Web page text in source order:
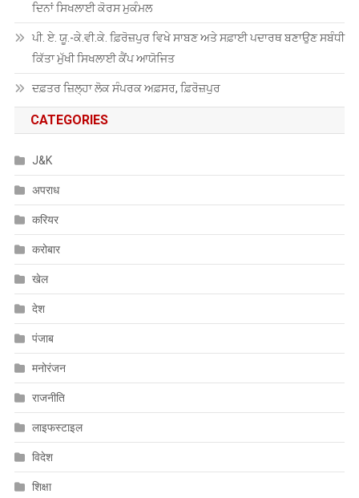
ਦਿਨਾਂ ਸਿਖਲਾਈ ਕੋਰਸ ਮੁਕੰਮਲ
ਪੀ. ਏ. ਯੂ.-ਕੇ.ਵੀ.ਕੇ. ਫ਼ਿਰੋਜ਼ਪੁਰ ਵਿਖੇ ਸਾਬਣ ਅਤੇ ਸਫ਼ਾਈ ਪਦਾਰਥ ਬਣਾਉਣ ਸਬੰਧੀ
ਕਿੱਤਾ ਮੁੱਖੀ ਸਿਖਲਾਈ ਕੈਂਪ ਆਯੋਜਿਤ
ਦਫ਼ਤਰ ਜ਼ਿਲ੍ਹਾ ਲੋਕ ਸੰਪਰਕ ਅਫ਼ਸਰ, ਫ਼ਿਰੋਜ਼ਪੁਰ
CATEGORIES
J&K
अपराध
करियर
करोबार
खेल
देश
पंजाब
मनोरंजन
राजनीति
लाइफस्टाइल
विदेश
शिक्षा